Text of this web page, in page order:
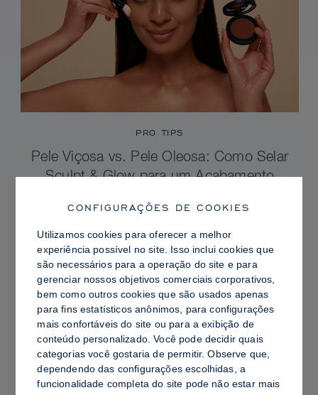
PRO TIPS
Pele Viçosa vs. Pele Oleosa: Como Selar
Sculpt & Glow para um Acabamento
CONFIGURAÇÕES DE COOKIES
Utilizamos cookies para oferecer a melhor
experiência possível no site. Isso inclui cookies que
são necessários para a operação do site e para
gerenciar nossos objetivos comerciais corporativos,
bem como outros cookies que são usados ​​apenas
para fins estatísticos anônimos, para configurações
mais confortáveis ​​do site ou para a exibição de
conteúdo personalizado. Você pode decidir quais
categorias você gostaria de permitir. Observe que,
dependendo das configurações escolhidas, a
funcionalidade completa do site pode não estar mais